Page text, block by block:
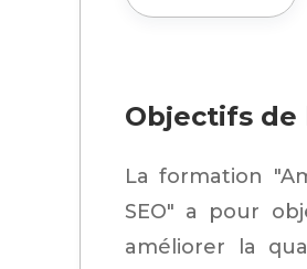
Objectifs
La formation
SEO" a pour
améliorer la